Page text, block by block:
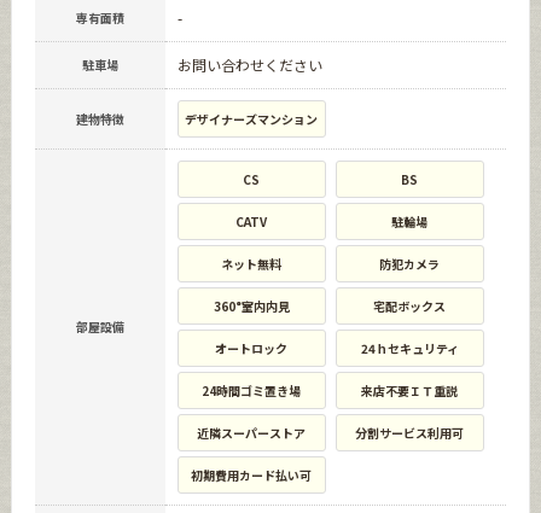
専有面積 -
駐車場 お問い合わせください
建物特徴 デザイナーズマンション
部屋設備
CS BS
CATV 駐輪場
ネット無料 防犯カメラ
360°室内内見 宅配ボックス
オートロック 24ｈセキュリティ
24時間ゴミ置き場 来店不要ＩＴ重説
近隣スーパーストア 分割サービス利用可
初期費用カード払い可